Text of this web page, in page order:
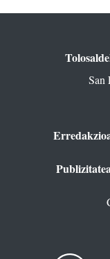
San